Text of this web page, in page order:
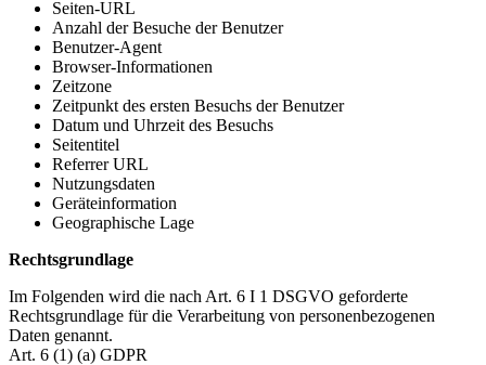
Seiten-URL
Anzahl der Besuche der Benutzer
Benutzer-Agent
Browser-Informationen
Zeitzone
Zeitpunkt des ersten Besuchs der Benutzer
Datum und Uhrzeit des Besuchs
Seitentitel
Referrer URL
Nutzungsdaten
Geräteinformation
Geographische Lage
Rechtsgrundlage
Im Folgenden wird die nach Art. 6 I 1 DSGVO geforderte
Rechtsgrundlage für die Verarbeitung von personenbezogenen
Daten genannt.
Art. 6 (1) (a) GDPR